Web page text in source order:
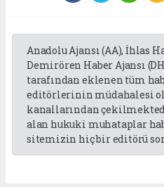
Anadolu Ajansı (AA), İhlas
Demirören Haber Ajansı
tarafından eklenen tüm
editörlerinin müdahalesi
kanallarından
alan hukuki muhataplar
sitemizin hiç bir editörü